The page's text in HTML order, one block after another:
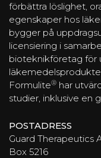
förbättra löslighet,
egenskaper hos
bygger på
licensiering i
bioteknikföretag för
Formulite® har
studier, inklusive en
POSTADRESS
Guard Therapeutics
Box 5216